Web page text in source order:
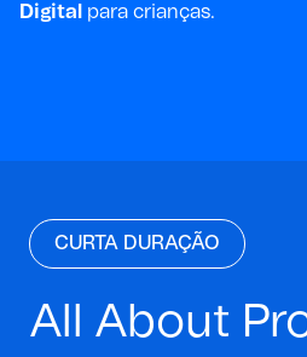
Digital
para crianças.
CURTA DURAÇÃO
All About